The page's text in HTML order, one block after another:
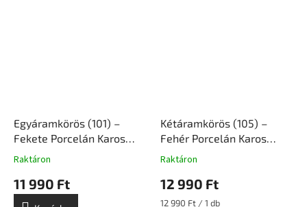
Egyáramkörös (101) –
Fekete Porcelán Karos
Kapcsoló Betét
Ceramicon
Raktáron
11 990 Ft
Kétáramkörös (105) –
Fehér Porcelán Karos
Kapcsoló Betét
Ceramicon
Raktáron
12 990 Ft
Egységár:
12 990 Ft / 1 db